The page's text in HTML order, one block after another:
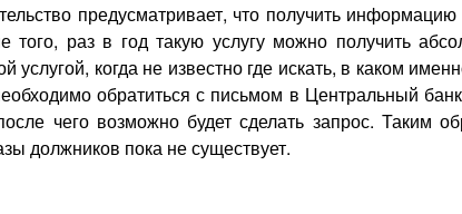
предусматривает, что получить
того, раз в год такую услугу можно получить
услугой, когда не известно где искать, в каком
обратиться с письмом в Центральный
чего возможно будет сделать запрос. Таким
должников пока не существует.